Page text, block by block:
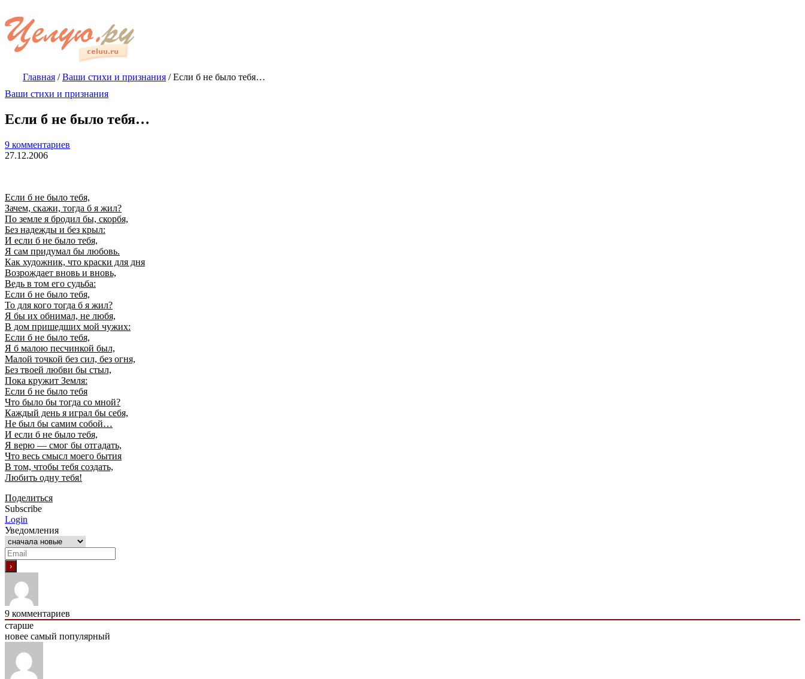
Главная /Ваши стихи и признания /Если б не было тебя…
Ваши стихи и признания
Если б не было тебя…
9 комментариев
27.12.2006
Если б не было тебя,
Зачем, скажи, тогда б я жил?
По земле я бродил бы, скорбя,
Без надежды и без крыл:
И если б не было тебя,
Я сам придумал бы любовь.
Как художник, что краски для дня
Возрождает вновь и вновь,
Ведь в том его судьба:
Если б не было тебя,
То для кого тогда б я жил?
Я бы их обнимал, не любя,
В дом пришедших мой чужих:
Если б не было тебя,
Я б малою песчинкой был,
Малой точкой без сил, без огня,
Без твоей любви бы стыл,
Пока кружит Земля:
Если б не было тебя
Что было бы тогда со мной?
Каждый день я играл бы себя,
Не был бы самим собой…
И если б не было тебя,
Я верю — смог бы отгадать,
Что весь смысл моего бытия
В том, чтобы тебя создать,
Любить одну тебя!
Поделиться
Subscribe
Login
Уведомления
9 комментариев
старше
новее самый популярный